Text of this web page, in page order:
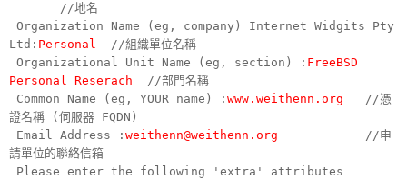
//地名
Organization Name (eg, company) Internet Widgits Pty
Ltd: Personal //組織單位名稱
Organizational Unit Name (eg, section) : FreeBSD
Personal Reserach //部門名稱
Common Name (eg, YOUR name) : www.weithenn.org //憑
證名稱 (伺服器 FQDN)
Email Address : weithenn@weithenn.org //申
請單位的聯絡信箱
Please enter the following 'extra' attributes